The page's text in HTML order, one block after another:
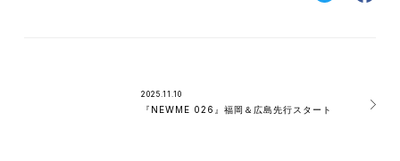
2025.11.10
『NEWME 026』福岡＆広島先行スタート